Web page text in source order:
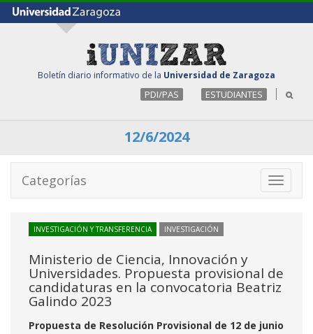
Boletín diario informativo de la Universidad de Zaragoza
PDI/PAS ESTUDIANTES
12/6/2024
Toggle
Categorías
INVESTIGACIÓN Y TRANSFERENCIA INVESTIGACIÓN
Ministerio de Ciencia, Innovación y
Universidades. Propuesta provisional de
candidaturas en la convocatoria Beatriz
Galindo 2023
Propuesta de Resolución Provisional de 12 de junio